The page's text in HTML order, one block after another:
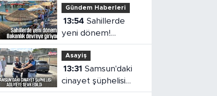
Gündem Haberleri
13:54 Sahillerde
yeni dönem!
Bakanlık devreye
giriyor
Asayiş
13:31 Samsun'daki
cinayet şüphelisi
adliyeye sevk edildi